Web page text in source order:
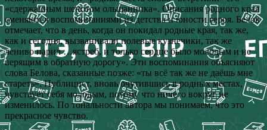
«сдержанным шепотом ольшанника». Описания родного края
сменяются воспоминаниями из детства и юности героя. Белов
отмечает, что в день, когда он покидал родные края, так же,
как и сегодня, вызванивали полевые кузнечики, так же
лениво парил …ястреб, и только сердце было молодым и не
верящим в обратную дорогу». Эти воспоминания объясняют
слова Белова, сказанные позже: «ты всё так же не даёшь мне
стареть». Публицист, вновь очутившись в родных местах,
чувствует себя молодым, потому что ничего вокруг не
изменилось. По тональности автора мы понимаем, что это
прекрасное чувство.